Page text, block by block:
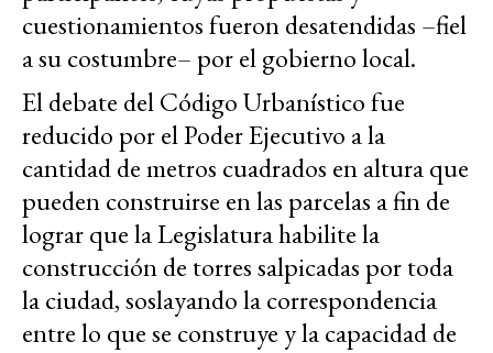
cuestionamientos fueron desatendidas –fiel
a su costumbre– por el gobierno local.
El debate del Código Urbanístico fue
reducido por el Poder Ejecutivo a la
cantidad de metros cuadrados en altura que
pueden construirse en las parcelas a fin de
lograr que la Legislatura habilite la
construcción de torres salpicadas por toda
la ciudad, soslayando la correspondencia
entre lo que se construye y la capacidad de